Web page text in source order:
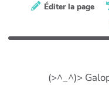
Éditer la page
(>^_^)>